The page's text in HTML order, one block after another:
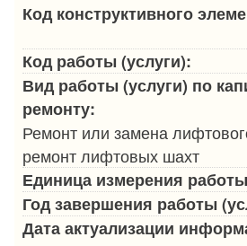
Код конструктивного
Код работы (услуги):
Вид работы (услуги) по
ремонту:
Ремонт или замена
ремонт лифтовых шахт
Единица измерения
Год завершения работы
Дата актуализации